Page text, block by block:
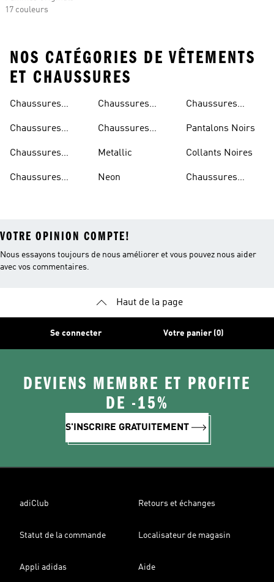
17 couleurs
NOS CATÉGORIES DE VÊTEMENTS
ET CHAUSSURES
Chaussures
Chaussures
Chaussures
Chaussures
Chaussures
Chaussures
Metallic
Neon
Chaussures
Pantalons Noirs
Collants Noires
Chaussures
VOTRE OPINION COMPTE!
Nous essayons toujours de nous améliorer et vous pouvez nous aider
avec vos commentaires.
Haut de la page
Se connecter Votre panier (0)
DEVIENS MEMBRE ET PROFITE
DE -15%
S'INSCRIRE GRATUITEMENT
adiClub Retours et échanges
Statut de la commande Localisateur de magasin
Appli adidas Aide